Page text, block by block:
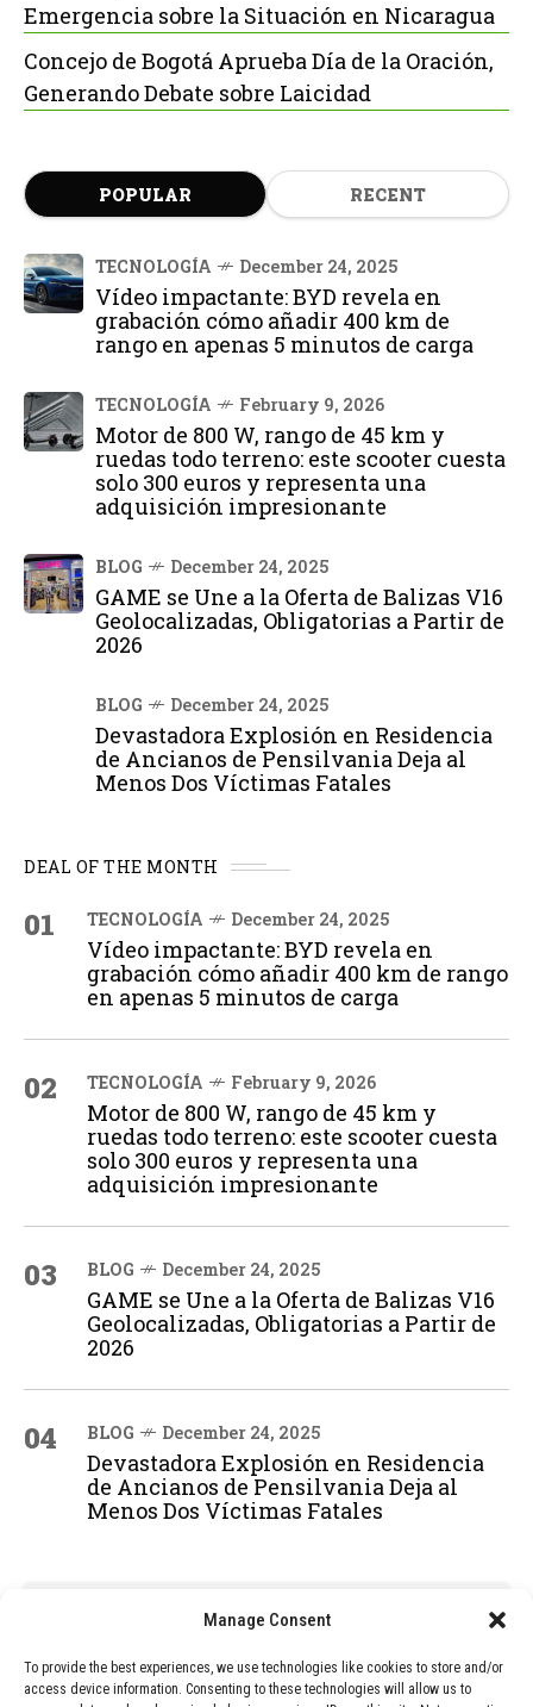
Manage Consent
To provide the best experiences, we use technologies like cookies to store and/or
access device information. Consenting to these technologies will allow us to
Emergencia sobre la Situación en Nicaragua
Concejo de Bogotá Aprueba Día de la Oración,
Generando Debate sobre Laicidad
POPULAR RECENT
TECNOLOGÍA December 24, 2025
Vídeo impactante: BYD revela en
grabación cómo añadir 400 km de
rango en apenas 5 minutos de carga
TECNOLOGÍA February 9, 2026
Motor de 800 W, rango de 45 km y
ruedas todo terreno: este scooter cuesta
solo 300 euros y representa una
adquisición impresionante
BLOG December 24, 2025
GAME se Une a la Oferta de Balizas V16
Geolocalizadas, Obligatorias a Partir de
2026
BLOG December 24, 2025
Devastadora Explosión en Residencia
de Ancianos de Pensilvania Deja al
Menos Dos Víctimas Fatales
DEAL OF THE MONTH
01 TECNOLOGÍA December 24, 2025
Vídeo impactante: BYD revela en
grabación cómo añadir 400 km de rango
en apenas 5 minutos de carga
02 TECNOLOGÍA February 9, 2026
Motor de 800 W, rango de 45 km y
ruedas todo terreno: este scooter cuesta
solo 300 euros y representa una
adquisición impresionante
03 BLOG December 24, 2025
GAME se Une a la Oferta de Balizas V16
Geolocalizadas, Obligatorias a Partir de
2026
04 BLOG December 24, 2025
Devastadora Explosión en Residencia
de Ancianos de Pensilvania Deja al
Menos Dos Víctimas Fatales